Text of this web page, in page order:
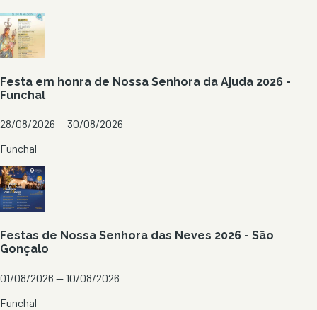
Festa em honra de Nossa Senhora da Ajuda 2026 -
Funchal
28/08/2026 — 30/08/2026
Funchal
Festas de Nossa Senhora das Neves 2026 - São
Gonçalo
01/08/2026 — 10/08/2026
Funchal